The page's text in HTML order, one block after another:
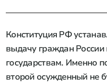
Конституция РФ
выдачу граждан
государствам. Именно
второй осужденный не